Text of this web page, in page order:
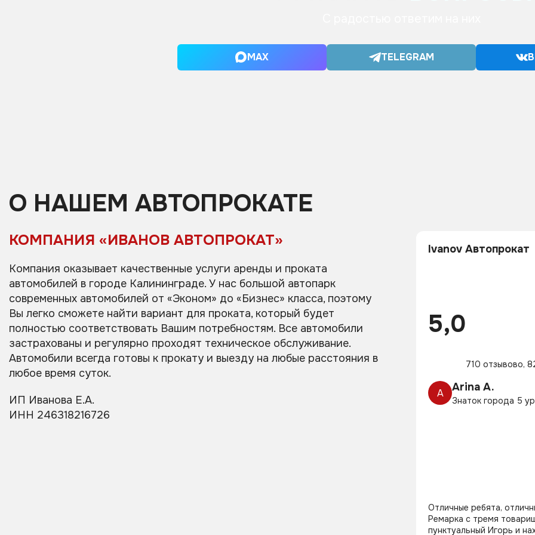
MAX TELEGRAM
О НАШЕМ АВТОПРОКАТЕ
КОМПАНИЯ «ИВАНОВ АВТОПРОКАТ»
Компания оказывает качественные услуги аренды и проката
автомобилей в городе Калининграде. У нас большой автопарк
современных автомобилей от «Эконом» до «Бизнес» класса, поэтому
Вы легко сможете найти вариант для проката, который будет
полностью соответствовать Вашим потребностям. Все автомобили
застрахованы и регулярно проходят техническое обслуживание.
Автомобили всегда готовы к прокату и выезду на любые расстояния в
любое время суток.
ИП Иванова Е.А.
ИНН 246318216726
Ivanov Автопрокат
5,0
710 отзывово,
A Arina A.
Знаток города 5
Отличные ребята,
Ремарка с тремя
пунктуальный Игорь и